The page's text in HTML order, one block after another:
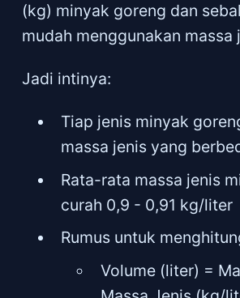
(kg) minyak goreng dan
mudah menggunakan massa
Jadi intinya:
Tiap jenis minyak
massa jenis yang
Rata-rata massa jenis
curah 0,9 - 0,91 kg/liter
Rumus untuk
Volume (liter) =